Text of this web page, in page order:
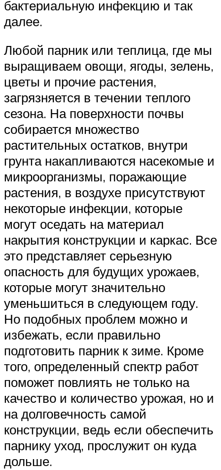
бактериальную инфекцию и так
далее.​
​Любой парник или теплица, где мы
выращиваем овощи, ягоды, зелень,
цветы и прочие растения,
загрязняется в течении теплого
сезона. На поверхности почвы
собирается множество
растительных остатков, внутри
грунта накапливаются насекомые и
микроорганизмы, поражающие
растения, в воздухе присутствуют
некоторые инфекции, которые
могут оседать на материал
накрытия конструкции и каркас. Все
это представляет серьезную
опасность для будущих урожаев,
которые могут значительно
уменьшиться в следующем году.
Но подобных проблем можно и
избежать, если правильно
подготовить парник к зиме. Кроме
того, определенный спектр работ
поможет повлиять не только на
качество и количество урожая, но и
на долговечность самой
конструкции, ведь если обеспечить
парнику уход, прослужит он куда
дольше.​